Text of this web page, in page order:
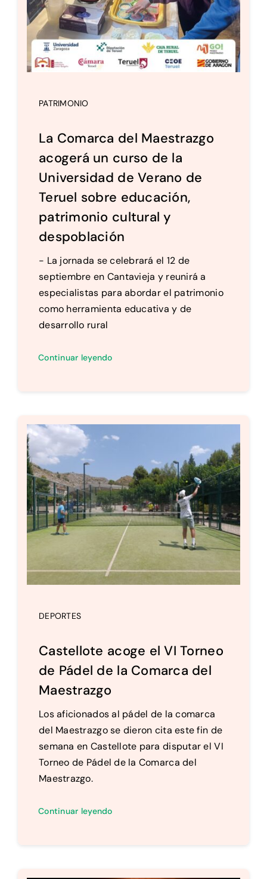
PATRIMONIO
La Comarca del Maestrazgo
acogerá un curso de la
Universidad de Verano de
Teruel sobre educación,
patrimonio cultural y
despoblación
- La jornada se celebrará el 12 de
septiembre en Cantavieja y reunirá a
especialistas para abordar el patrimonio
como herramienta educativa y de
desarrollo rural
Continuar leyendo
DEPORTES
Castellote acoge el VI Torneo
de Pádel de la Comarca del
Maestrazgo
Los aficionados al pádel de la comarca
del Maestrazgo se dieron cita este fin de
semana en Castellote para disputar el VI
Torneo de Pádel de la Comarca del
Maestrazgo.
Continuar leyendo